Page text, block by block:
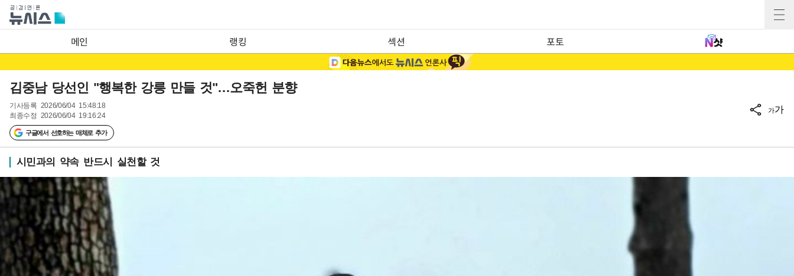
메인 랭킹 섹션 포토
김중남 당선인 "행복한 강릉 만들 것"…오죽헌 분향
기사등록 2026/06/04 15:48:18
최종수정 2026/06/04 19:16:24
구글에서 선호하는 매체로 추가
가가
시민과의 약속 반드시 실천할 것